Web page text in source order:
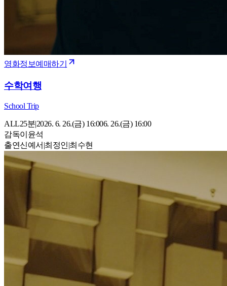
영화정보예매하기
수학여행
School Trip
ALL25분|2026. 6. 26.(금) 16:006. 26.(금) 16:00
감독이윤석
출연신예서 |최정인|최수현